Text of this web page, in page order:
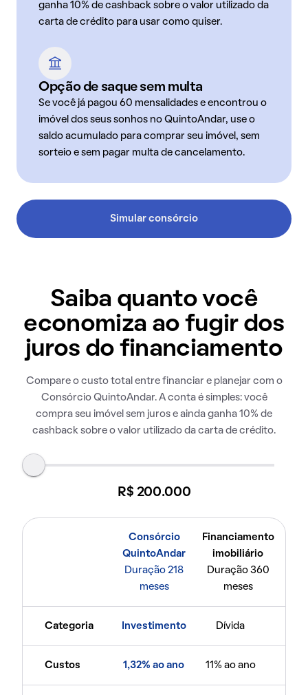
ganha 10% de cashback sobre o valor utilizado da
carta de crédito para usar como quiser.
Opção de saque sem multa
Se você já pagou 60 mensalidades e encontrou o
imóvel dos seus sonhos no QuintoAndar, use o
saldo acumulado para comprar seu imóvel, sem
sorteio e sem pagar multa de cancelamento.
Simular consórcio
Saiba quanto você
economiza ao fugir dos
juros do financiamento
Compare o custo total entre financiar e planejar com o
Consórcio QuintoAndar. A conta é simples: você
compra seu imóvel sem juros e ainda ganha 10% de
cashback sobre o valor utilizado da carta de crédito.
R$ 200.000
Consórcio
QuintoAndar
Duração 218
meses
Financiamento
imobiliário
Duração 360
meses
Categoria Investimento Dívida
Custos 1,32% ao ano 11% ao ano